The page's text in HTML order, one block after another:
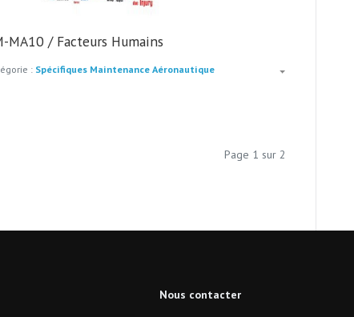
MA10 / Facteurs Humains
: Spécifiques Maintenance Aéronautique
Page 1 sur 2
Nous contacter